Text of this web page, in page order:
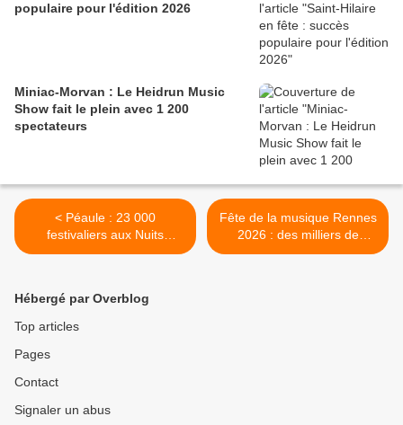
populaire pour l'édition 2026
Miniac-Morvan : Le Heidrun Music
Show fait le plein avec 1 200
spectateurs
< Péaule : 23 000
festivaliers aux Nuits
Vilaines 2026
Fête de la musique Rennes
2026 : des milliers de
personnes dans les rues de
Hébergé par Overblog
Top articles
Pages
Contact
Signaler un abus